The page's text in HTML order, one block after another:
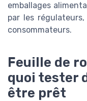
emballages
par les
consommateurs.
Feuille de
quoi tester
être prêt